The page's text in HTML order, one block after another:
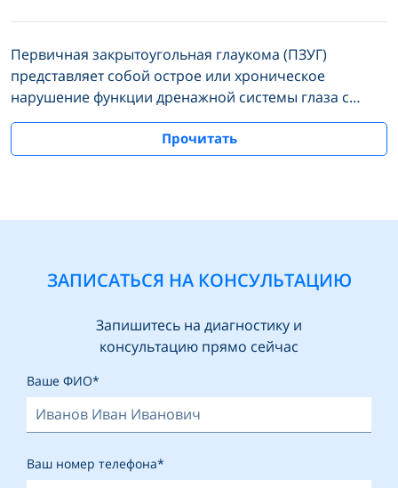
Первичная закрытоугольная глаукома (ПЗУГ)
представляет собой острое или хроническое
нарушение функции дренажной системы глаза с
увеличением уровня внутриглазного давления.
Прочитать
ЗАПИСАТЬСЯ НА КОНСУЛЬТАЦИЮ
Запишитесь на диагностику и
консультацию прямо сейчас
Ваше ФИО*
Ваш номер телефона*